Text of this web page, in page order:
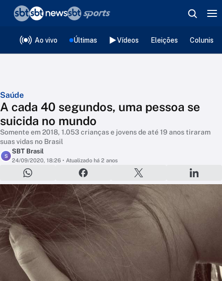
Ao vivo Últimas Vídeos Eleições
Saúde
A cada 40 segundos, uma pessoa se
suicida no mundo
Somente em 2018, 1.053 crianças e jovens de até 19 anos tiraram
suas vidas no Brasil
S
SBT Brasil
24/09/2020, 18:26 • Atualizado há 2 anos
❮voltar
Editorias